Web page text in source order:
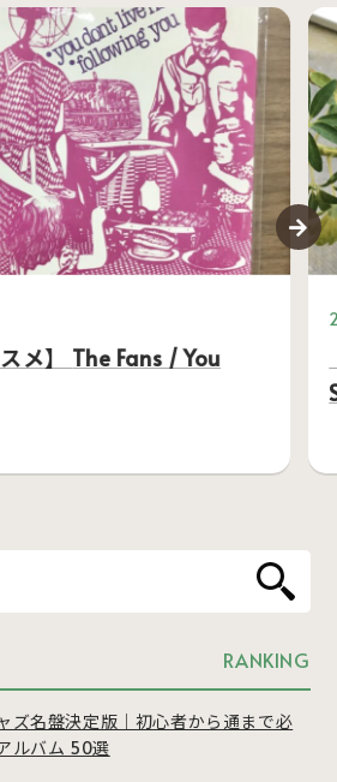
/ You
RANKING
ズ名盤決定版｜初心者から通まで必
ルバム 50選